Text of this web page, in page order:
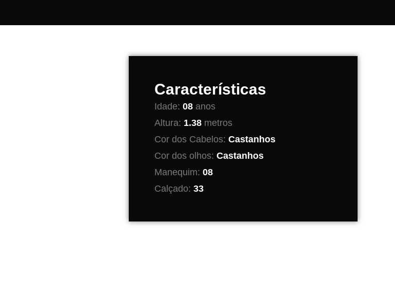
Características
Idade: 08 anos
Altura: 1.38 metros
Cor dos Cabelos: Castanhos
Cor dos olhos: Castanhos
Manequim: 08
Calçado: 33